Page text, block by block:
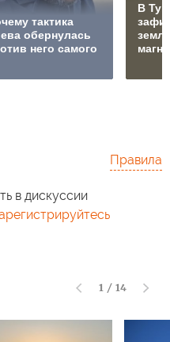
тактика
обернулась
него самого
В
Правила
в дискуссии
1 / 14